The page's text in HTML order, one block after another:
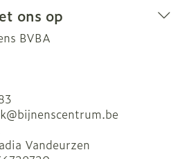
ons op
BVBA
bijnenscentrum.be
Vandeurzen